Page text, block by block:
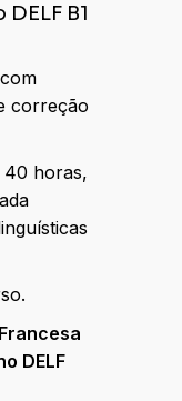
B1
correção
40 horas,
DELF